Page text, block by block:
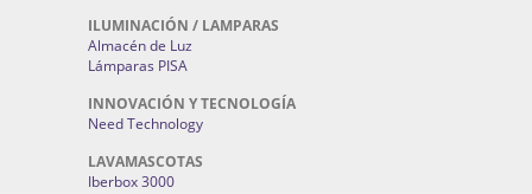
ILUMINACIÓN / LAMPARAS
Almacén de Luz
Lámparas PISA
INNOVACIÓN Y TECNOLOGÍA
Need Technology
LAVAMASCOTAS
Iberbox 3000